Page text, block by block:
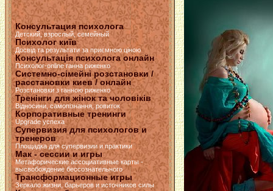
Консультация психолога
Детский, взрослый, семейный
Психолог київ
Досвід та результати за приємною ціною
Консультація психолога онлайн
Психолог-online ганна риженко
Системно-сімейні розстановки /
расстановки киев / онлайн
Розстановки з ганною риженко
Тренінги для жінок та чоловіків
Відносини, самопізнання, ровиток
Корпоративные тренинги
Upgrade успеха
Супервизия для психологов и
тренеров
Площадка для супервизии и практики
Мак - сессии и игры
Метафорические ассоциативные карты -
высвобождение бессознательного
Трансформационные игры
Зеркало жизни, барьеров и источников силы